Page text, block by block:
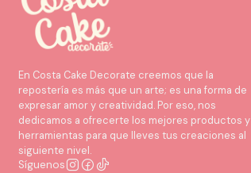
En Costa Cake Decorate creemos que la
repostería es más que un arte; es una forma de
expresar amor y creatividad. Por eso, nos
dedicamos a ofrecerte los mejores productos y
herramientas para que lleves tus creaciones al
siguiente nivel.
Síguenos